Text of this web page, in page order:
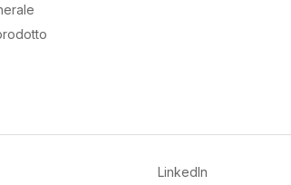
LinkedIn